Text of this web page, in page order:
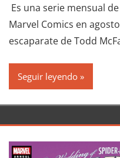
Es una serie mensual
Marvel Comics en
escaparate de Todd
Seguir leyendo